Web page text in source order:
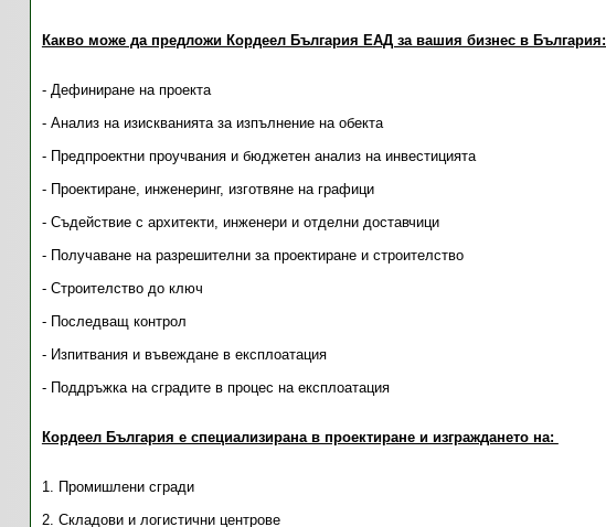
Какво може да предложи Кордеел България ЕАД за вашия бизнес в България:
- Дефиниране на проекта
- Анализ на изискванията за изпълнение на обекта
- Предпроектни проучвания и бюджетен анализ на инвестицията
- Проектиране, инженеринг, изготвяне на графици
- Съдействие с архитекти, инженери и отделни доставчици
- Получаване на разрешителни за проектиране и строителство
- Строителство до ключ
- Последващ контрол
- Изпитвания и въвеждане в експлоатация
- Поддръжка на сградите в процес на експлоатация
Кордеел България е специализирана в проектиране и изграждането на:
1. Промишлени сгради
2. Складови и логистични центрове